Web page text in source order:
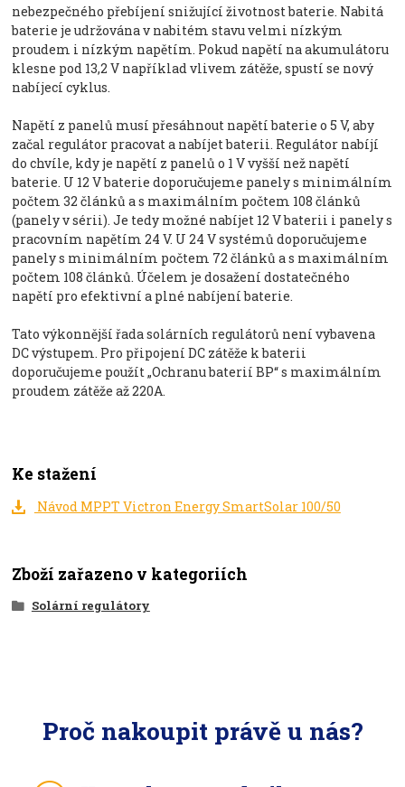
nebezpečného přebíjení snižující životnost baterie. Nabitá
baterie je udržována v nabitém stavu velmi nízkým
proudem i nízkým napětím. Pokud napětí na akumulátoru
klesne pod 13,2 V například vlivem zátěže, spustí se nový
nabíjecí cyklus.
Napětí z panelů musí přesáhnout napětí baterie o 5 V, aby
začal regulátor pracovat a nabíjet baterii. Regulátor nabíjí
do chvíle, kdy je napětí z panelů o 1 V vyšší než napětí
baterie. U 12 V baterie doporučujeme panely s minimálním
počtem 32 článků a s maximálním počtem 108 článků
(panely v sérii). Je tedy možné nabíjet 12 V baterii i panely s
pracovním napětím 24 V. U 24 V systémů doporučujeme
panely s minimálním počtem 72 článků a s maximálním
počtem 108 článků. Účelem je dosažení dostatečného
napětí pro efektivní a plné nabíjení baterie.
Tato výkonnější řada solárních regulátorů není vybavena
DC výstupem. Pro připojení DC zátěže k baterii
doporučujeme použít „Ochranu baterií BP“ s maximálním
proudem zátěže až 220A.
Ke stažení
Návod MPPT Victron Energy SmartSolar 100/50
Zboží zařazeno v kategoriích
Solární regulátory
Proč nakoupit právě u nás?